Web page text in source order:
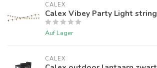
CALEX
Calex Vibey Party Light string
Auf Lager
CALEX